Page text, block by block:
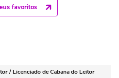
favoritos
/ Licenciado de Cabana do Leitor